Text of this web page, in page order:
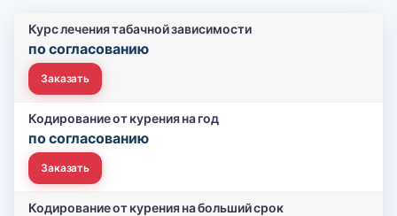
Курс лечения табачной зависимости
по согласованию
Заказать
Кодирование от курения на год
по согласованию
Заказать
Кодирование от курения на больший срок